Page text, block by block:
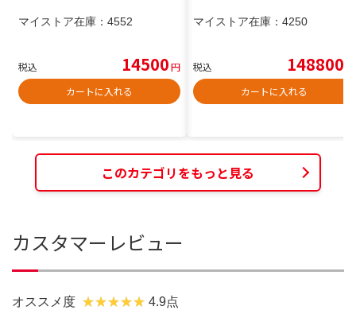
マイストア在庫： 4552
税込 14500円
カートに入れる
マイストア在庫： 4250
税込 148800
カートに入れる
このカテゴリをもっと見る
カスタマーレビュー
オススメ度 4.9点